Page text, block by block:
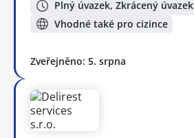
Plný úvazek, Zkrácený úvazek
Vhodné také pro cizince
Zveřejněno: 5. srpna